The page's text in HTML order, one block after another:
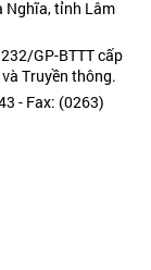
Nghĩa, tỉnh Lâm
GP-BTTT cấp
Truyền thông.
- Fax: (0263)